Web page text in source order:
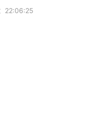
22:06:25